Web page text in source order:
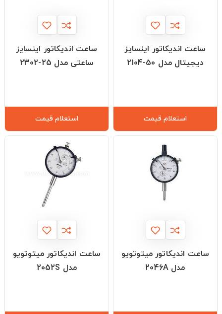
ساعت اندیکاتور اینسایز
دیجیتال مدل 50-2104
استعلام قیمت
ساعت اندیکاتور اینسایز
ساعتی مدل 25-2302
استعلام قیمت
ساعت اندیکاتور میتوتویو
مدل 2046A
ساعت اندیکاتور میتوتویو
مدل 2052S